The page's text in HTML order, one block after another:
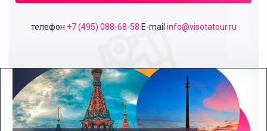
телефон +7 (495) 088-68-58 E-mail info@visotatour.ru